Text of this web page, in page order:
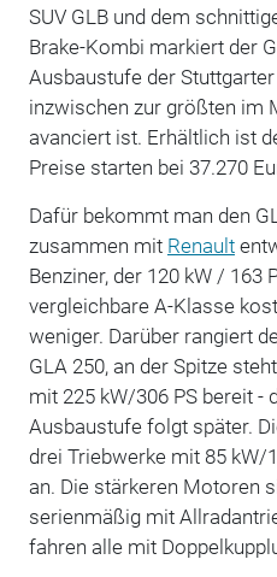
SUV GLB und dem
Brake-Kombi markiert der
Ausbaustufe der
inzwischen zur größten im
avanciert ist. Erhältlich ist
Preise starten bei 37.270
Dafür bekommt man den
zusammen mit Renault
Benziner, der 120 kW / 163
vergleichbare A-Klasse
weniger. Darüber rangiert
GLA 250, an der Spitze
mit 225 kW/306 PS bereit -
Ausbaustufe folgt später.
drei Triebwerke mit 85 kW/
an. Die stärkeren Motoren
serienmäßig mit
fahren alle mit